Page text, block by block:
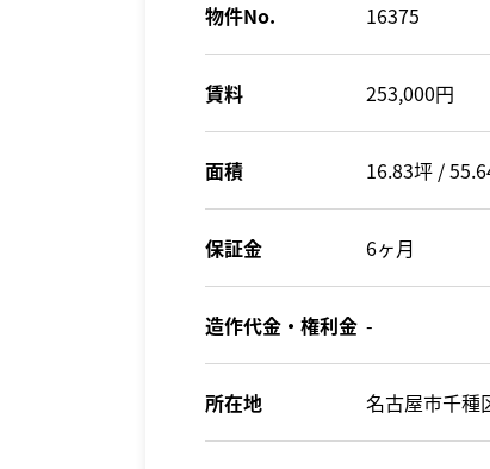
物件No. 16375
賃料 253,000円
面積 16.83坪 /
保証金 6ヶ月
造作代金・権利金 -
所在地 名古屋市千種